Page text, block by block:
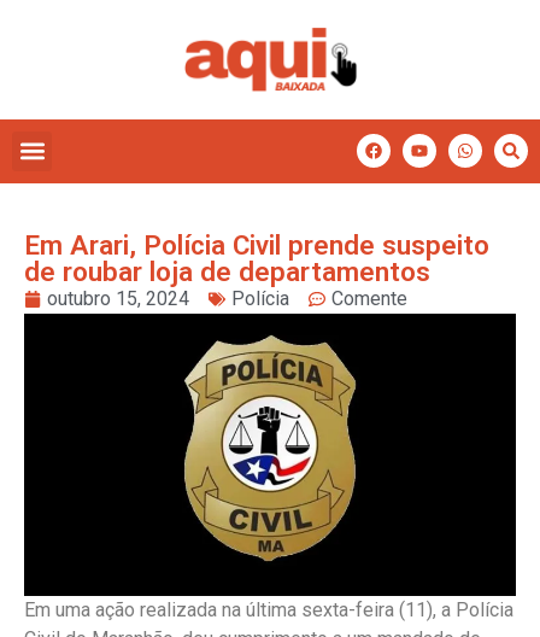
Em Arari, Polícia Civil prende suspeito
de roubar loja de departamentos
outubro 15, 2024 Polícia Comente
Em uma ação realizada na última sexta-feira (11), a Polícia